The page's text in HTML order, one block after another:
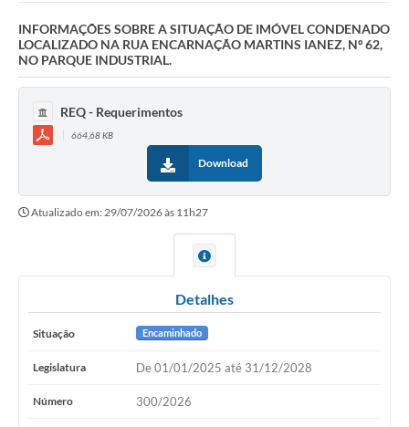
INFORMAÇÕES SOBRE A SITUAÇÃO DE IMÓVEL CONDENADO
LOCALIZADO NA RUA ENCARNAÇÃO MARTINS IANEZ, Nº 62,
NO PARQUE INDUSTRIAL.
REQ - Requerimentos
664,68 KB
Download
Atualizado em: 29/07/2026 às 11h27
Detalhes
Situação Encaminhado
Legislatura De 01/01/2025 até 31/12/2028
Número 300/2026